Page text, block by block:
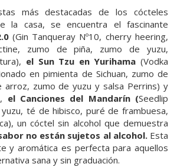
más destacadas de los cócteles
la casa, se encuentra el fascinante
(Gin Tanqueray Nº10, cherry heering,
zumo de piña, zumo de yuzu,
el Sun Tzu en Yurihama (Vodka
en pimienta de Sichuan, zumo de
arroz, zumo de yuzu y salsa Perrins) y
el Canciones del Mandarín (Seedlip
té de hibisco, puré de frambuesa,
un cóctel sin alcohol que demuestra
no están sujetos al alcohol. Esta
y aromática es perfecta para aquellos
sana y sin graduación.